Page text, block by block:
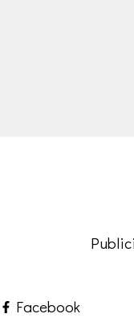
Facebook